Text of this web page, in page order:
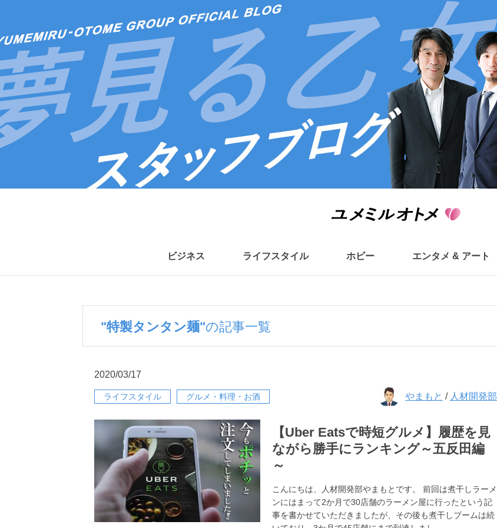
ビジネス ライフスタイル ホビー エンタメ & アート
"特製タンタン麺"の記事一覧
2020/03/17
ライフスタイル グルメ・料理・お酒 やまもと / 人材開発部
【Uber Eatsで時短グルメ】履歴を見
ながら勝手にランキング～五反田編
～
こんにちは、人材開発部やまもとです。 前回は煮干しラーメ
ンにはまって2か月で30店舗のラーメン屋に行ったという記
事を書かせていただきましたが、その後も煮干しブームは続